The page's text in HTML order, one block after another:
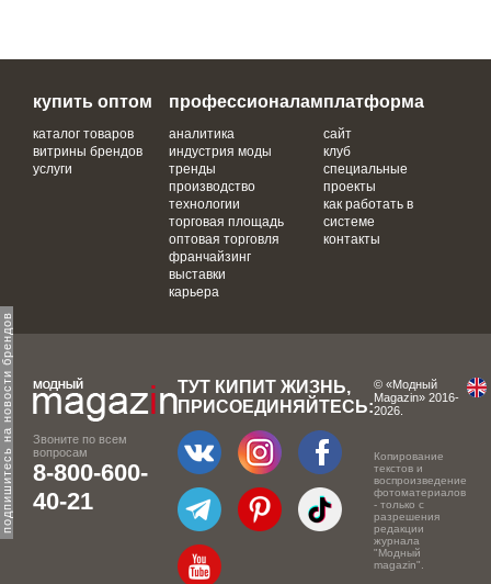
подпишитесь на новости брендов
купить оптом
каталог товаров
витрины брендов
услуги
профессионалам
аналитика
индустрия моды
тренды
производство
технологии
торговая площадь
оптовая торговля
франчайзинг
выставки
карьера
платформа
сайт
клуб
специальные
проекты
как работать в
системе
контакты
Звоните по всем
вопросам
8-800-600-
40-21
ТУТ КИПИТ ЖИЗНЬ,
ПРИСОЕДИНЯЙТЕСЬ:
© «Модный
Magazin» 2016-
2026.
Копирование
текстов и
воспроизведение
фотоматериалов
- только с
разрешения
редакции
журнала
"Модный
magazin".